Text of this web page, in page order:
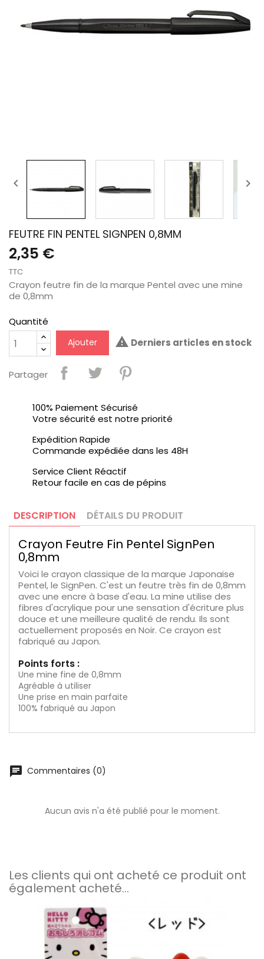
 
FEUTRE FIN PENTEL SIGNPEN 0,8MM
2,35 €
TTC
Crayon feutre fin de la marque Pentel avec une mine
de 0,8mm
Quantité
Ajouter  Derniers articles en stock
Partager
100% Paiement Sécurisé
Votre sécurité est notre priorité
Expédition Rapide
Commande expédiée dans les 48H
Service Client Réactif
Retour facile en cas de pépins
DESCRIPTION DÉTAILS DU PRODUIT
Crayon Feutre Fin Pentel SignPen
0,8mm
Voici le crayon classique de la marque Japonaise
Pentel, le SignPen. C'est un feutre très fin de 0,8mm
avec une encre à base d'eau. La mine utilise des
fibres d'acrylique pour une sensation d'écriture plus
douce et une meilleure qualité de rendu. Ils sont
actuellement proposés en Noir. Ce crayon est
fabriqué au Japon.
Points forts :
Une mine fine de 0,8mm
Agréable à utiliser
Une prise en main parfaite
100% fabriqué au Japon
chat Commentaires (0)
Aucun avis n'a été publié pour le moment.
Les clients qui ont acheté ce produit ont
également acheté...